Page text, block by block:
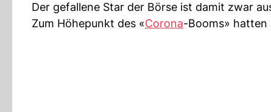
Der gefallene Star der Börse ist damit zwar
Zum Höhepunkt des «Corona-Booms» hatten